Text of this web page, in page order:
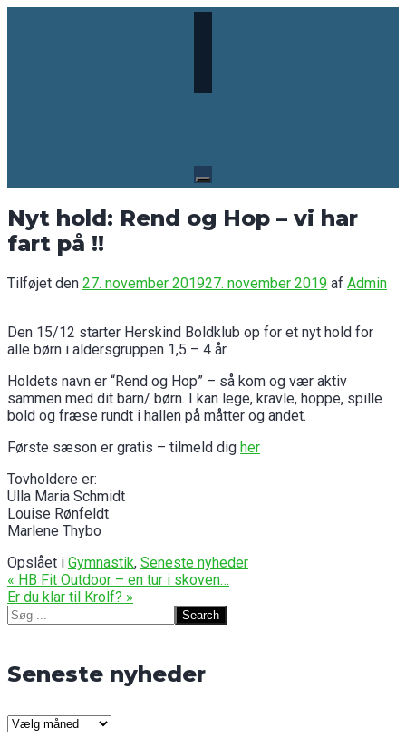
Nyt hold: Rend og Hop – vi har
fart på !!
Tilføjet den 27. november 201927. november 2019 af Admin
Den 15/12 starter Herskind Boldklub op for et nyt hold for
alle børn i aldersgruppen 1,5 – 4 år.
Holdets navn er “Rend og Hop” – så kom og vær aktiv
sammen med dit barn/ børn. I kan lege, kravle, hoppe, spille
bold og fræse rundt i hallen på måtter og andet.
Første sæson er gratis – tilmeld dig her
Tovholdere er:
Ulla Maria Schmidt
Louise Rønfeldt
Marlene Thybo
Opslået i Gymnastik, Seneste nyheder
Indlægsnavigation
« HB Fit Outdoor – en tur i skoven…
Er du klar til Krolf? »
Search
for:
Seneste nyheder
Seneste